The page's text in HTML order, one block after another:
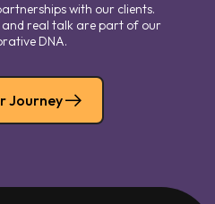
with our clients.
and real talk are part of our
DNA.
Journey